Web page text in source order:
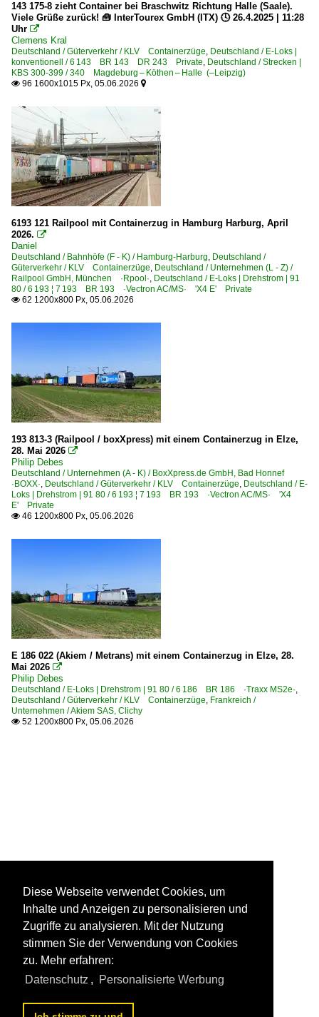
143 175-8 zieht Container bei Braschwitz Richtung Halle (Saale).
Viele Grüße zurück! 🧰 InterTourex GmbH (ITX) 🕓 26.4.2025 | 11:28
Uhr 
Clemens Kral
Deutschland / Güterverkehr / KLV Containerzüge, Deutschland / E-Loks |
konventionell / 6 143 BR 143 DR 243 Private, Deutschland / Strecken |
KBS 300-399 / 340 Magdeburg – Köthen – Halle (–Leipzig)
 96 1600x1015 Px, 05.06.2026 
6193 121 Railpool mit Containerzug in Hamburg Harburg, April
2026. 
Daniel
Deutschland / Bahnhöfe (F - K) / Hamburg-Harburg, Deutschland /
Güterverkehr / KLV Containerzüge, Deutschland / Unternehmen (L - Z) /
Railpool GmbH, München ·Rpool·, Deutschland / E-Loks | Drehstrom | 91
80 / 6 193 ¦ 7 193 BR 193 ·Vectron AC/MS· 'X4 E' Private
 62 1200x800 Px, 05.06.2026
193 813-3 (Railpool / boxXpress) mit einem Containerzug in Elze,
28. Mai 2026 
Philip Debes
Deutschland / Unternehmen (A - K) / BoxXpress.de GmbH, Bad Honnef
·BOXX·, Deutschland / Güterverkehr / KLV Containerzüge, Deutschland / E-
Loks | Drehstrom | 91 80 / 6 193 ¦ 7 193 BR 193 ·Vectron AC/MS· 'X4
E' Private
 46 1200x800 Px, 05.06.2026
E 186 022 (Akiem / Metrans) mit einem Containerzug in Elze, 28.
Mai 2026 
Philip Debes
Deutschland / E-Loks | Drehstrom | 91 80 / 6 186 BR 186 ·Traxx MS2e·,
Deutschland / Güterverkehr / KLV Containerzüge, Frankreich /
Unternehmen / Akiem SAS, Clichy
 52 1200x800 Px, 05.06.2026
Diese Webseite verwendet Cookies, um
Inhalte und Anzeigen zu personalisieren und
Zugriffe zu analysieren. Mit der Nutzung
stimmen Sie der Verwendung von Cookies
zu. Mehr erfahren:
Datenschutz , Personalisierte Werbung